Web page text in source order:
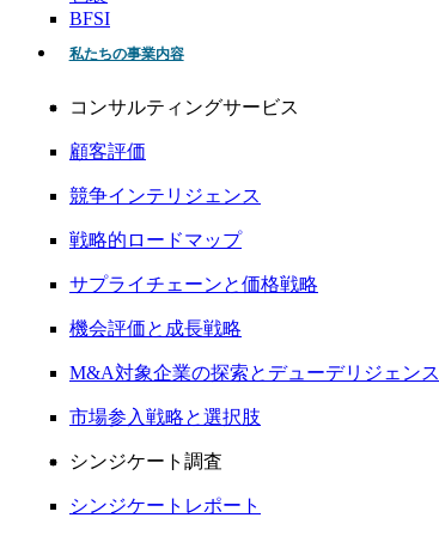
BFSI
私たちの事業内容
コンサルティングサービス
顧客評価
競争インテリジェンス
戦略的ロードマップ
サプライチェーンと価格戦略
機会評価と成長戦略
M&A対象企業の探索とデューデリジェンス
市場参入戦略と選択肢
シンジケート調査
シンジケートレポート